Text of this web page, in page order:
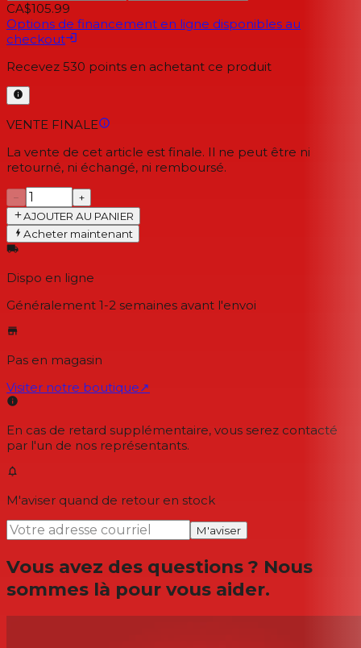
CA$105.99
Options de financement en ligne disponibles au
checkout
Recevez 530 points en achetant ce produit
VENTE FINALE
La vente de cet article est finale. Il ne peut être ni
retourné, ni échangé, ni remboursé.
−
+
AJOUTER AU PANIER
Acheter maintenant
Dispo en ligne
Généralement 1-2 semaines avant l'envoi
Pas en magasin
Visiter notre boutique↗
En cas de retard supplémentaire, vous serez contacté
par l'un de nos représentants.
M'aviser quand de retour en stock
M'aviser
Vous avez des questions ? Nous
sommes là pour vous aider.